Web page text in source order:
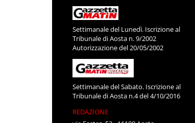
Settimanale del Lunedì. Iscrizione al
Tribunale di Aosta n. 9/2002
Autorizzazione del 20/05/2002
Settimanale del Sabato. Iscrizione al
Tribunale di Aosta n.4 del 4/10/2016
REDAZIONE